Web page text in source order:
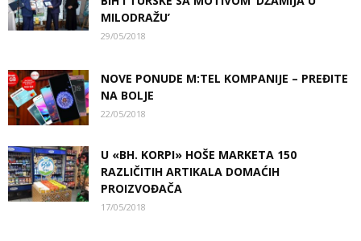
MILODRAŽU’
29/05/2018
NOVE PONUDE M:TEL KOMPANIJE – PREĐITE
NA BOLJE
22/05/2018
U «BH. KORPI» HOŠE MARKETA 150
RAZLIČITIH ARTIKALA DOMAĆIH
PROIZVOĐAČA
17/05/2018